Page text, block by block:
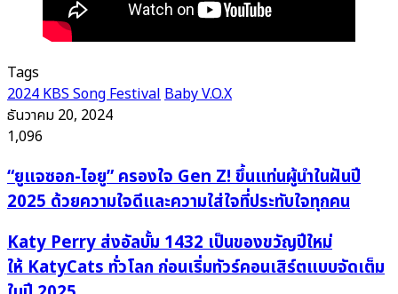
Tags
2024 KBS Song FestivalBaby V.O.X
ธันวาคม 20, 2024
1,096
“ยู
แจ
ไอยู”
ครอง
ใจ
“ยูแจซอก-ไอยู” ครองใจ Gen Z! ขึ้นแท่นผู้นำในฝันปี
2025 ด้วยความใจดีและความใส่ใจที่ประทับใจทุกคน
Katy
Perry ส่ง
อัลบั้ม 1432 เป็น
Katy Perry ส่งอัลบั้ม 1432 เป็นของขวัญปีใหม่
ให้ KatyCats ทั่วโลก ก่อนเริ่มทัวร์คอนเสิร์ตแบบจัดเต็ม